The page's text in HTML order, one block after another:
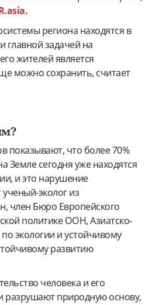
региона находятся в
главной задачей на
жителей является
можно сохранить, считает
показывают, что более 70%
Земле сегодня уже находятся
и это нарушение
эколог из
член Бюро Европейского
политике ООН, Азиатско-
экологии и устойчивому
развитию
человека и его
разрушают природную основу,